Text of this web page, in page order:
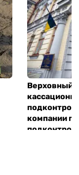
Верховный
компании